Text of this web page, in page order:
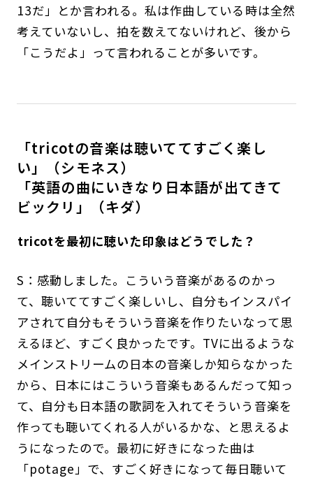
13だ」とか言われる。私は作曲している時は全然
考えていないし、拍を数えてないけれど、後から
「こうだよ」って言われることが多いです。
「tricotの音楽は聴いててすごく楽し
い」（シモネス）
「英語の曲にいきなり日本語が出てきて
ビックリ」（キダ）
――tricotを最初に聴いた印象はどうでした？
S：感動しました。こういう音楽があるのかっ
て、聴いててすごく楽しいし、自分もインスパイ
アされて自分もそういう音楽を作りたいなって思
えるほど、すごく良かったです。TVに出るような
メインストリームの日本の音楽しか知らなかった
から、日本にはこういう音楽もあるんだって知っ
て、自分も日本語の歌詞を入れてそういう音楽を
作っても聴いてくれる人がいるかな、と思えるよ
うになったので。最初に好きになった曲は
「potage」で、すごく好きになって毎日聴いて